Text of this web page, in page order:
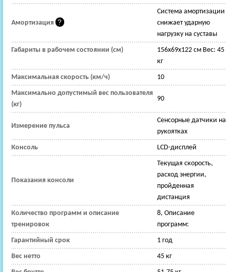
Амортизация
Cистема амортизации
снижает ударную
нагрузку на суставы
Габариты в рабочем состоянии (см)
156x69x122 см Вес: 45
кг
Максимальная скорость (км/ч) 10
Максимально допустимый вес пользователя
(кг)
90
Измерение пульса
Сенсорные датчики на
рукоятках
Консоль LCD-дисплей
Показания консоли
Текущая скорость,
расход энергии,
пройденная
дистанция
Количество программ и описание
тренировок
8, Описание
программ:
Гарантийный срок 1 год
Вес нетто 45 кг